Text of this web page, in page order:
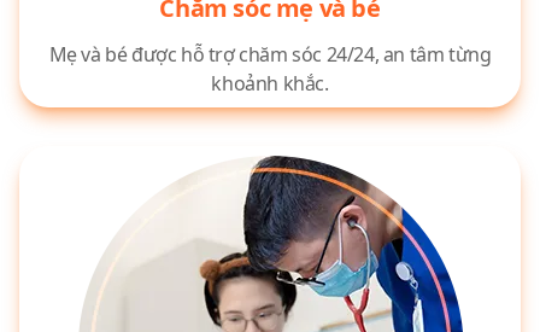
Chăm sóc mẹ và bé
Mẹ và bé được hỗ trợ chăm sóc 24/24, an tâm từng
khoảnh khắc.